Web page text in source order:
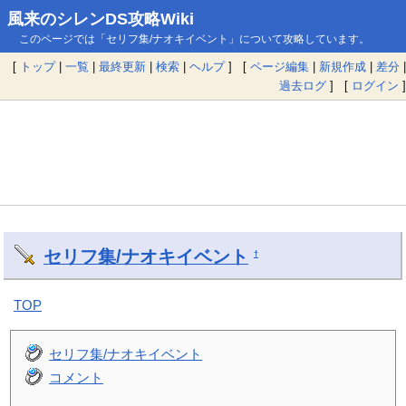
風来のシレンDS攻略Wiki
このページでは「セリフ集/ナオキイベント」について攻略しています。
[ トップ| 一覧 | 最終更新 | 検索 | ヘルプ] [ ページ編集 | 新規作成 | 差分 |
過去ログ ] [ ログイン ]
セリフ集/ナオキイベント †
TOP
セリフ集/ナオキイベント
コメント